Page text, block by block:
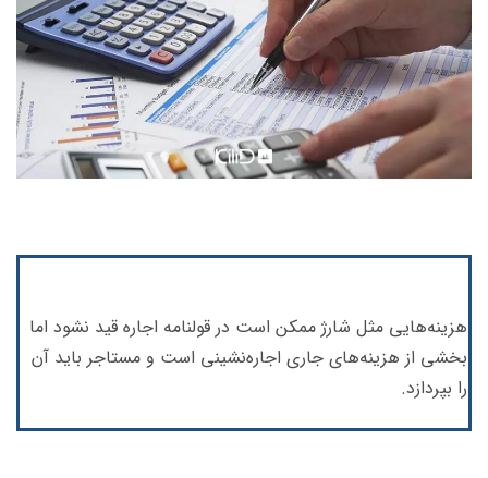
هزینه‌هایی مثل شارژ ممکن است در قولنامه اجاره قید نشود اما
بخشی از هزینه‌های جاری اجاره‌نشینی است و مستاجر باید آن
را بپردازد.